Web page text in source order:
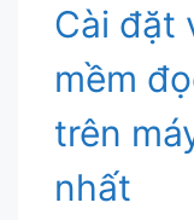
Cài đặt
mềm
trên
nhất